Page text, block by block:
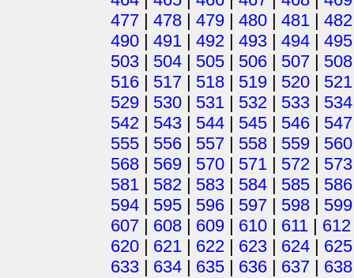
477 | 478 | 479 | 480 | 481 | 482
490 | 491 | 492 | 493 | 494 | 495
503 | 504 | 505 | 506 | 507 | 508
516 | 517 | 518 | 519 | 520 | 521
529 | 530 | 531 | 532 | 533 | 534
542 | 543 | 544 | 545 | 546 | 547
555 | 556 | 557 | 558 | 559 | 560
568 | 569 | 570 | 571 | 572 | 573
581 | 582 | 583 | 584 | 585 | 586
594 | 595 | 596 | 597 | 598 | 599
607 | 608 | 609 | 610 | 611 | 612
620 | 621 | 622 | 623 | 624 | 625
633 | 634 | 635 | 636 | 637 | 638